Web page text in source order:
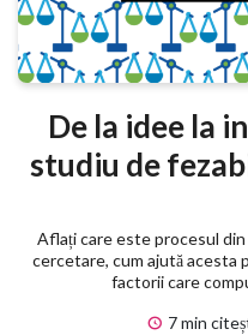
De la idee la
studiu de
Aflați care este procesul
cercetare, cum ajută acesta
factorii care
7 min